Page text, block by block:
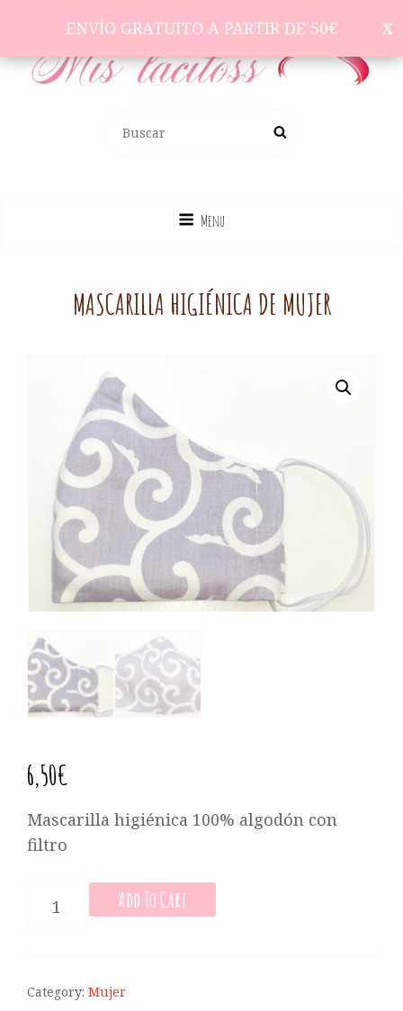
ENVÍO GRATUITO A PARTIR DE 50€
Menu
MASCARILLA HIGIÉNICA DE MUJER
6,50€
Mascarilla higiénica 100% algodón con
filtro
HIGIÉNICA
Add To Cart
Category: Mujer
ENVÍO GRATUITO A PARTIR DE 50€